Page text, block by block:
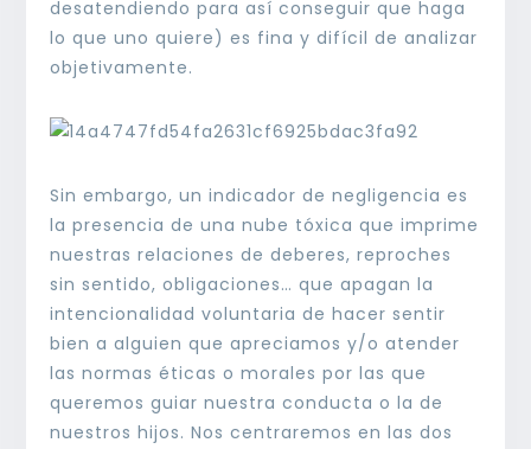
desatendiendo para así conseguir que haga
lo que uno quiere) es fina y difícil de analizar
objetivamente.
Sin embargo, un indicador de negligencia es
la presencia de una nube tóxica que imprime
nuestras relaciones de deberes, reproches
sin sentido, obligaciones… que apagan la
intencionalidad voluntaria de hacer sentir
bien a alguien que apreciamos y/o atender
las normas éticas o morales por las que
queremos guiar nuestra conducta o la de
nuestros hijos. Nos centraremos en las dos